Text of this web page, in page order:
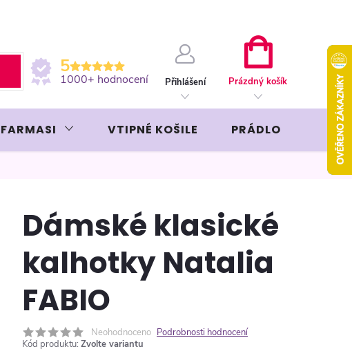
5
1000+ hodnocení Přihlášení
KOŠÍK
Prázdný košík
FARMASI VTIPNÉ KOŠILE PRÁDLO
Dámské klasické
kalhotky Natalia
FABIO
Neohodnoceno Podrobnosti hodnocení
Kód produktu: Zvolte variantu